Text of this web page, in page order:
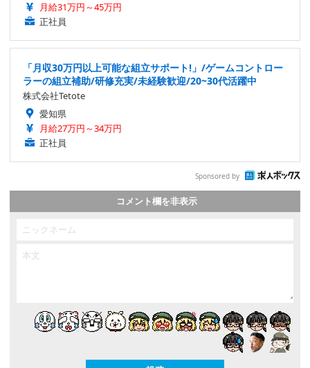
月給31万円～45万円
正社員
「月収30万円以上可能な組立サポート!」/ゲームコントロー
ラーの組立補助/研修充実/未経験歓迎/20~30代活躍中
株式会社Tetote
愛知県
月給27万円～34万円
正社員
Sponsored by
コメント欄を非表示